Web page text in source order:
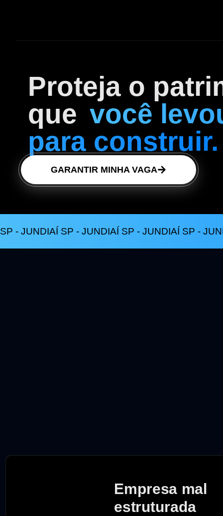
Proteja o
que você
para construir.
GARANTIR MINHA VAGA
- JUNDIAÍ SP - JUNDIAÍ SP - JUNDIAÍ SP -
Empresa mal
estruturada